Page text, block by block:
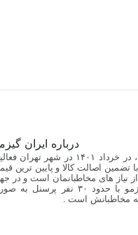
درباره ایران
مجموعه ایران گیزمو، عرضه کننده به روز ترین گجت ها، در خرداد ۱۴۰۱ در شهر
تضمین اصالت کالا و پایین ترین
نیاز های مخاطبانمان است و در
رفع آن گام برمیدارد. در حال حاضر مجموعه ایران گیزمو با حدود ۳۰ نفر
مخاطبانش است .